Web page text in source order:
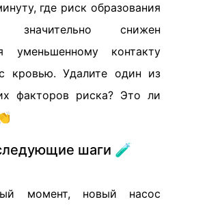
где риск образования
значительно снижен
уменьшенному контакту
кровью. Удалите один из
факторов риска? Это ли
шаги 🧪
момент, новый насос